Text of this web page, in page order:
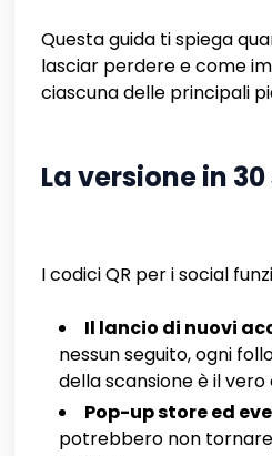
Questa guida ti spiega
lasciar perdere e come
ciascuna delle principali
La versione in
I codici QR per i social
Il lancio di nuovi
nessun seguito, ogni
della scansione è il
Pop-up store ed
potrebbero non